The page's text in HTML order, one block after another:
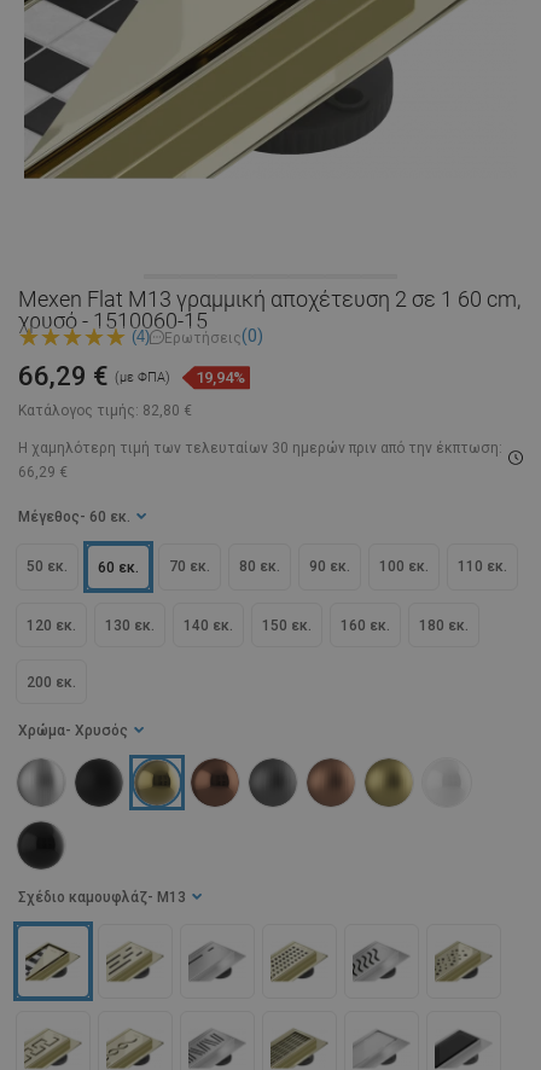
Mexen Flat M13 γραμμική αποχέτευση 2 σε 1 60 cm,
χρυσό - 1510060-15
(4) Ερωτήσεις(0)
Κατάλογος τιμής: 82,80 €
66,29 € (με ΦΠΑ) 19,94%
Η χαμηλότερη τιμή των τελευταίων 30 ημερών πριν από την έκπτωση:
66,29 €
Μέγεθος - 60 εκ.
50 εκ. 60 εκ. 70 εκ. 80 εκ. 90 εκ. 100 εκ. 110 εκ.
120 εκ. 130 εκ. 140 εκ. 150 εκ. 160 εκ. 180 εκ.
200 εκ.
Χρώμα - Χρυσός
Σχέδιο καμουφλάζ - M13